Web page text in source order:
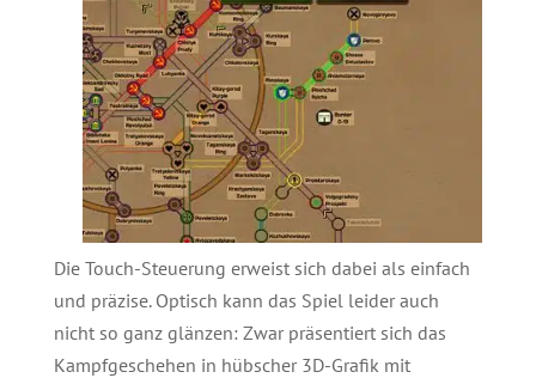
Die Touch-Steuerung erweist sich dabei als einfach
und präzise. Optisch kann das Spiel leider auch
nicht so ganz glänzen: Zwar präsentiert sich das
Kampfgeschehen in hübscher 3D-Graﬁk mit